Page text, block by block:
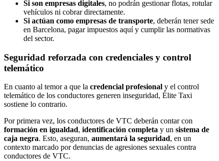
Si son empresas digitales, no podrán gestionar flotas, rotular
vehículos ni cobrar directamente.
Si actúan como empresas de transporte, deberán tener sede
en Barcelona, pagar impuestos aquí y cumplir las normativas
del sector.
Seguridad reforzada con credenciales y control
telemático
En cuanto al temor a que la credencial profesional y el control
telemático de los conductores generen inseguridad, Élite Taxi
sostiene lo contrario.
Por primera vez, los conductores de VTC deberán contar con
formación en igualdad, identificación completa y un sistema de
caja negra. Esto, aseguran, aumentará la seguridad, en un
contexto marcado por denuncias de agresiones sexuales contra
conductores de VTC.